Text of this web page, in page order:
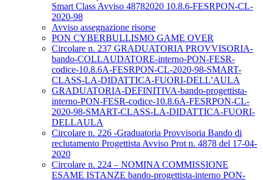
Smart Class Avviso 48782020 10.8.6-FESRPON-CL-
2020-98
Avviso assegnazione risorse
PON CYBERBULLISMO GAME OVER
Circolare n. 237 GRADUATORIA PROVVISORIA-
bando-COLLAUDATORE-interno-PON-FESR-
codice-10.8.6A-FESRPON-CL-2020-98-SMART-
CLASS-LA-DIDATTICA-FUORI-DELL’AULA
GRADUATORIA-DEFINITIVA-bando-progettista-
interno-PON-FESR-codice-10.8.6A-FESRPON-CL-
2020-98-SMART-CLASS-LA-DIDATTICA-FUORI-
DELLAULA
Circolare n. 226 -Graduatoria Provvisoria Bando di
reclutamento Progettista Avviso Prot n. 4878 del 17-04-
2020
Circolare n. 224 – NOMINA COMMISSIONE
ESAME ISTANZE bando-progettista-interno PON-